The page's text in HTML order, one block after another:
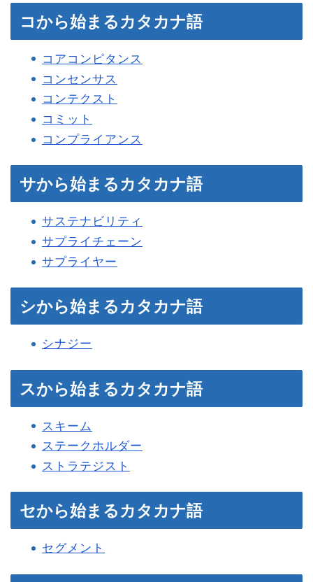
コから始まるカタカナ語
コアコンピタンス
コンセンサス
コンテクスト
コミット
コンプライアンス
サから始まるカタカナ語
サステナビリティ
サプライチェーン
サプライヤー
シから始まるカタカナ語
シナジー
スから始まるカタカナ語
スキーム
ステークホルダー
ストラテジスト
セから始まるカタカナ語
セグメント